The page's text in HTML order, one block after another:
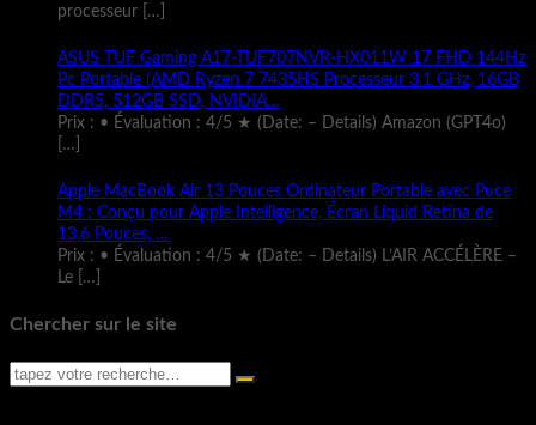
processeur
[…]
ASUS TUF Gaming A17-TUF707NVR-HX011W 17 FHD 144Hz
Pc Portable (AMD Ryzen 7 7435HS Processeur 3.1 GHz, 16GB
DDR5, 512GB SSD, NVIDIA…
Prix : • Évaluation : 4/5 ★ (Date: – Details) Amazon (GPT4o)
[…]
Apple MacBook Air 13 Pouces Ordinateur Portable avec Puce
M4 : Conçu pour Apple Intelligence, Écran Liquid Retina de
13,6 Pouces, …
Prix : • Évaluation : 4/5 ★ (Date: – Details) L’AIR ACCÉLÈRE –
Le
[…]
Chercher sur le site